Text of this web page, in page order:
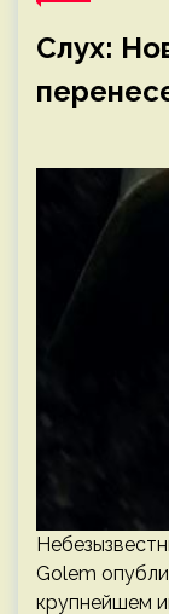
Слух:
Golem
крупнейшем